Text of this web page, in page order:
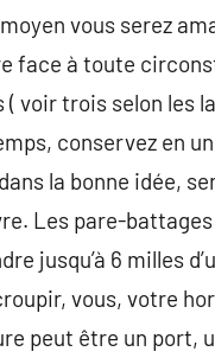
vous serez
face à toute
( voir trois selon les
conservez en
la bonne idée,
Les pare-
jusqu’à 6 milles
vous, votre
peut être un port,